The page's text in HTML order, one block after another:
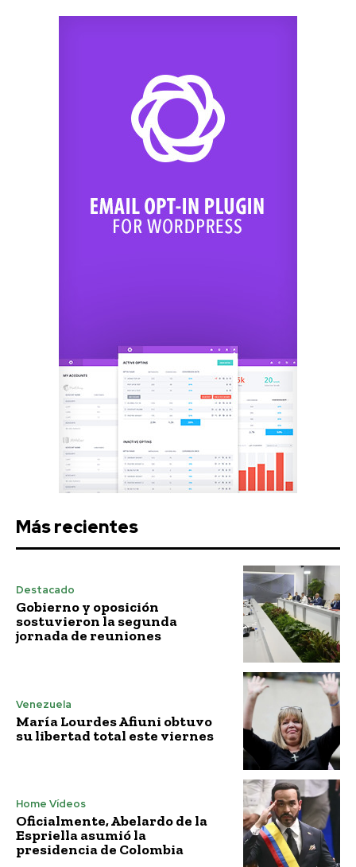
Más recientes
Destacado
Gobierno y oposición
sostuvieron la segunda
jornada de reuniones
Venezuela
María Lourdes Afiuni obtuvo
su libertad total este viernes
Home Vídeos
Oficialmente, Abelardo de la
Espriella asumió la
presidencia de Colombia